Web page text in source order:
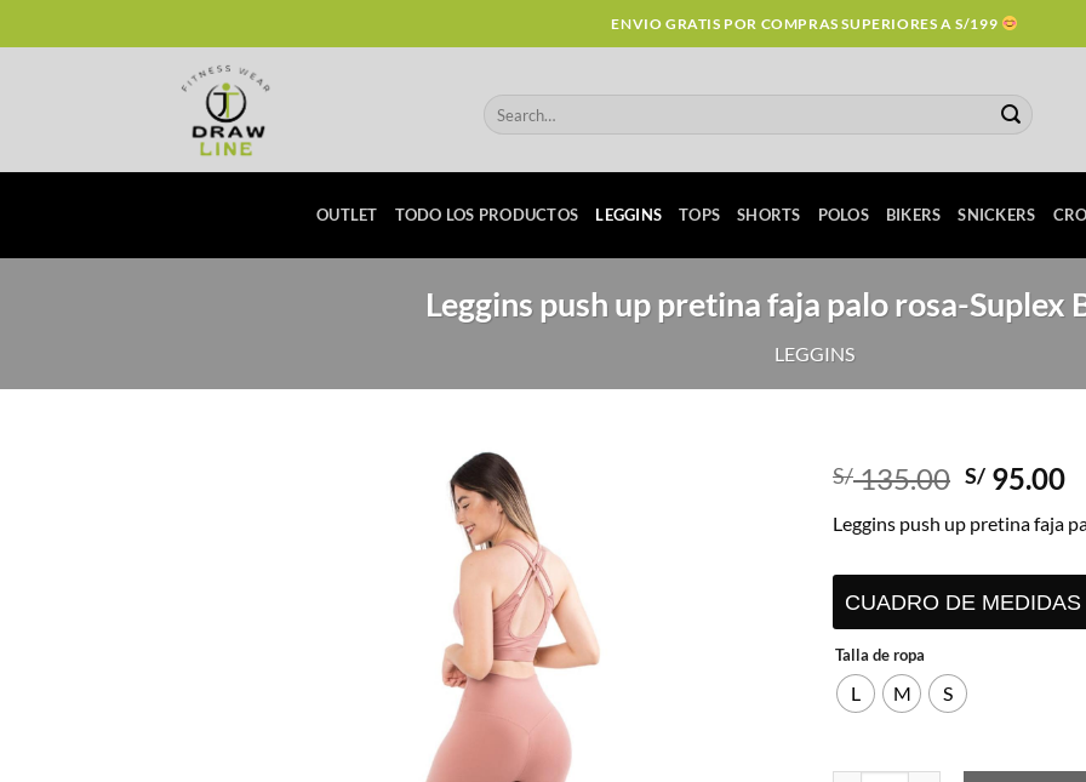
to
ENVIO GRATIS POR COMPRAS SUPERIORES A S/199
Search
for:
OUTLET TODO LOS PRODUCTOS LEGGINS TOPS SHORTS POLOS BIKERS SNICKERS
Leggins push up pretina faja palo rosa-Suplex
LEGGINS
S/135.00 Original
was:
S/ 95.00
Leggins push up pretina faja
CUADRO DE MEDIDAS
Talla de ropa
L M S